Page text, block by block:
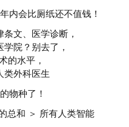
内会比厕纸还不值钱！
文、医学诊断，
院？别去了，
的水平，
类外科医生
物种了！
总和 ＞ 所有人类智能